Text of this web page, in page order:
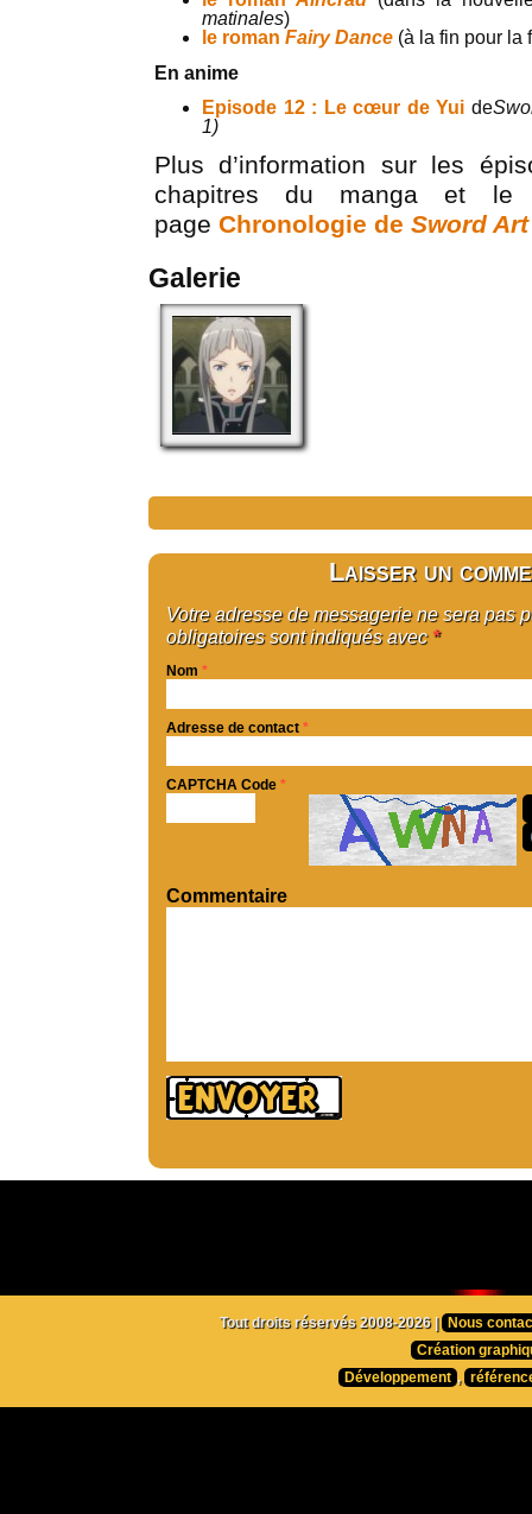
matinales)
le roman Fairy Dance (à la fin pour la
En anime
Episode 12 : Le cœur de Yui de
1)
Plus d’information sur les
chapitres du manga et le
page Chronologie de Sword
Galerie
Laisser un
Votre adresse de messagerie ne sera pas
obligatoires sont indiqués avec *
Nom *
Adresse de contact *
CAPTCHA Code *
Commentaire
Tout droits réservés 2008-2026 |
Nous
Création
Développement ,